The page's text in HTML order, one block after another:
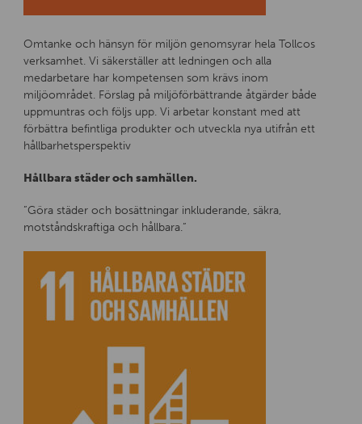
Omtanke och hänsyn för miljön genomsyrar hela Tollcos
verksamhet. Vi säkerställer att ledningen och alla
medarbetare har kompetensen som krävs inom
miljöområdet. Förslag på miljöförbättrande åtgärder både
uppmuntras och följs upp. Vi arbetar konstant med att
förbättra befintliga produkter och utveckla nya utifrån ett
hållbarhetsperspektiv
Hållbara städer och samhällen.
”Göra städer och bosättningar inkluderande, säkra,
motståndskraftiga och hållbara.”